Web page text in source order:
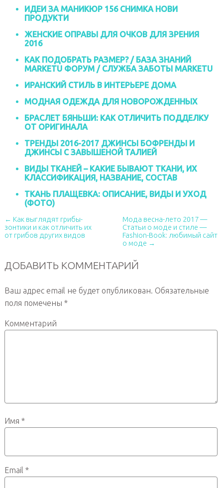
ИДЕИ ЗА МАНИКЮР 156 СНИМКА НОВИ
ПРОДУКТИ
ЖЕНСКИЕ ОПРАВЫ ДЛЯ ОЧКОВ ДЛЯ ЗРЕНИЯ
2016
КАК ПОДОБРАТЬ РАЗМЕР? / БАЗА ЗНАНИЙ
MARKETU ФОРУМ / СЛУЖБА ЗАБОТЫ MARKETU
ИРАНСКИЙ СТИЛЬ В ИНТЕРЬЕРЕ ДОМА
МОДНАЯ ОДЕЖДА ДЛЯ НОВОРОЖДЕННЫХ
БРАСЛЕТ БЯНЬШИ: КАК ОТЛИЧИТЬ ПОДДЕЛКУ
ОТ ОРИГИНАЛА
ТРЕНДЫ 2016-2017 ДЖИНСЫ БОФРЕНДЫ И
ДЖИНСЫ С ЗАВЫШЕНОЙ ТАЛИЕЙ
ВИДЫ ТКАНЕЙ – КАКИЕ БЫВАЮТ ТКАНИ, ИХ
КЛАССИФИКАЦИЯ, НАЗВАНИЕ, СОСТАВ
ТКАНЬ ПЛАЩЕВКА: ОПИСАНИЕ, ВИДЫ И УХОД
(ФОТО)
← Как выглядят грибы-
зонтики и как отличить их
от грибов других видов
Мода весна-лето 2017 —
Статьи о моде и стиле —
Fashion-Book: любимый сайт
о моде →
ДОБАВИТЬ КОММЕНТАРИЙ
Ваш адрес email не будет опубликован. Обязательные
поля помечены *
Комментарий
Имя *
Email *